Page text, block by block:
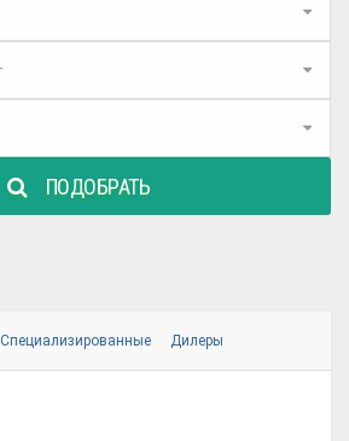
ПОДОБРАТЬ
Специализированные Дилеры